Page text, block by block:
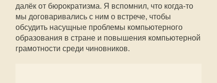
далёк от бюрократизма. Я вспомнил, что когда-то
мы договаривались с ним о встрече, чтобы
обсудить насущные проблемы компьютерного
образования в стране и повышения компьютерной
грамотности среди чиновников.